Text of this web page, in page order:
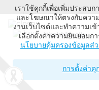
Top Returns
กองทุนตราสารทุน
WealthMagik
Wealth
เปิดด้ว
เราใช้คุกกี้เพื่อเพิ่มประสบ
และโฆษณาให้ตรงกับความ
งานเว็บไซต์และทำความเ
เลือกตั้งค่าความยินยอมก
นโยบายคุ้มครองข้อมูลส่
การตั้งค่าคุ